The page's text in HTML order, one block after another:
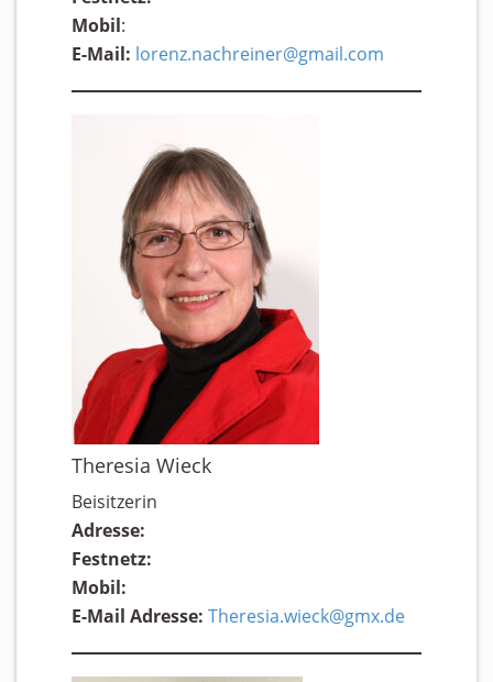
Mobil:
E-Mail: lorenz.nachreiner@gmail.com
Theresia Wieck
Beisitzerin
Adresse:
Festnetz:
Mobil:
E-Mail Adresse: Theresia.wieck@gmx.de